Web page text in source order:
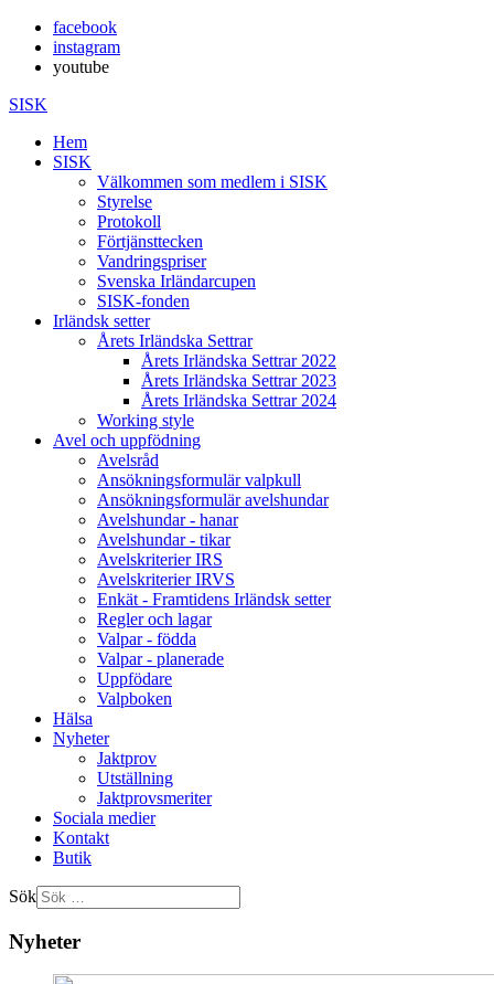
facebook
instagram
youtube
SISK
Hem
SISK
Välkommen som medlem i SISK
Styrelse
Protokoll
Förtjänsttecken
Vandringspriser
Svenska Irländarcupen
SISK-fonden
Irländsk setter
Årets Irländska Settrar
Årets Irländska Settrar 2022
Årets Irländska Settrar 2023
Årets Irländska Settrar 2024
Working style
Avel och uppfödning
Avelsråd
Ansökningsformulär valpkull
Ansökningsformulär avelshundar
Avelshundar - hanar
Avelshundar - tikar
Avelskriterier IRS
Avelskriterier IRVS
Enkät - Framtidens Irländsk setter
Regler och lagar
Valpar - födda
Valpar - planerade
Uppfödare
Valpboken
Hälsa
Nyheter
Jaktprov
Utställning
Jaktprovsmeriter
Sociala medier
Kontakt
Butik
Sök
Nyheter